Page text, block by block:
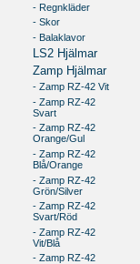
- Regnkläder
- Skor
- Balaklavor
LS2 Hjälmar
Zamp Hjälmar
- Zamp RZ-42 Vit
- Zamp RZ-42
Svart
- Zamp RZ-42
Orange/Gul
- Zamp RZ-42
Blå/Orange
- Zamp RZ-42
Grön/Silver
- Zamp RZ-42
Svart/Röd
- Zamp RZ-42
Vit/Blå
- Zamp RZ-42